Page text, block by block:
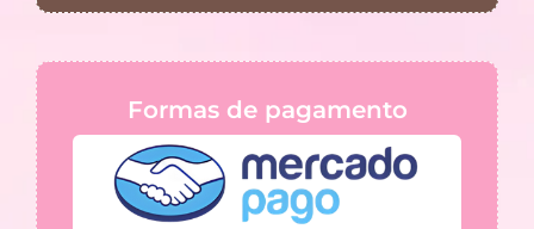
Formas de pagamento